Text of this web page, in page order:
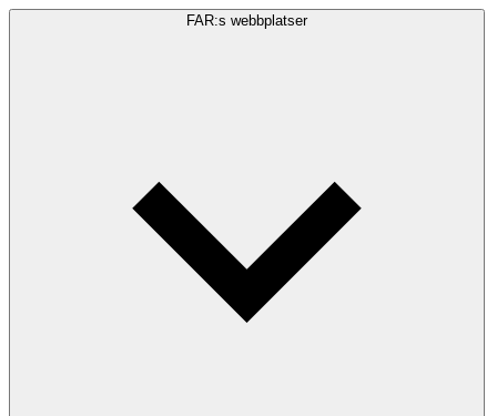
FAR:s webbplatser